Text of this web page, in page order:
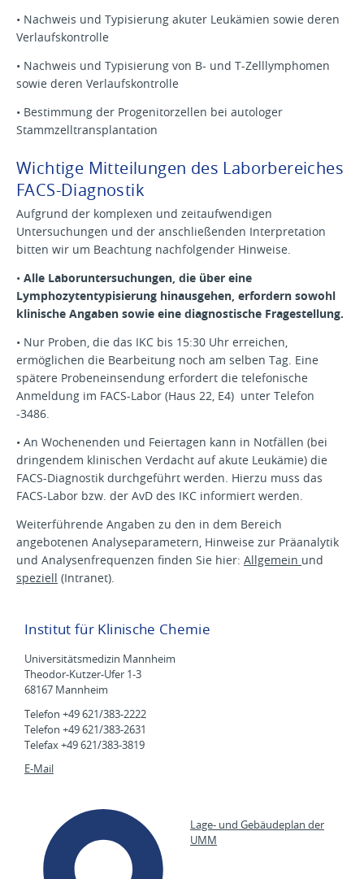
• Nachweis und Typisierung akuter Leukämien sowie deren
Verlaufskontrolle
• Nachweis und Typisierung von B- und T-Zelllymphomen
sowie deren Verlaufskontrolle
• Bestimmung der Progenitorzellen bei autologer
Stammzelltransplantation
Wichtige Mitteilungen des Laborbereiches
FACS-Diagnostik
Aufgrund der komplexen und zeitaufwendigen
Untersuchungen und der anschließenden Interpretation
bitten wir um Beachtung nachfolgender Hinweise.
• Alle Laboruntersuchungen, die über eine
Lymphozytentypisierung hinausgehen, erfordern sowohl
klinische Angaben sowie eine diagnostische Fragestellung.
• Nur Proben, die das IKC bis 15:30 Uhr erreichen,
ermöglichen die Bearbeitung noch am selben Tag. Eine
spätere Probeneinsendung erfordert die telefonische
Anmeldung im FACS-Labor (Haus 22, E4) unter Telefon
-3486.
• An Wochenenden und Feiertagen kann in Notfällen (bei
dringendem klinischen Verdacht auf akute Leukämie) die
FACS-Diagnostik durchgeführt werden. Hierzu muss das
FACS-Labor bzw. der AvD des IKC informiert werden.
Weiterführende Angaben zu den in dem Bereich
angebotenen Analyseparametern, Hinweise zur Präanalytik
und Analysenfrequenzen finden Sie hier: Allgemein und
speziell (Intranet).
Institut für Klinische Chemie
Universitätsmedizin Mannheim
Theodor-Kutzer-Ufer 1-3
68167 Mannheim
Telefon +49 621/383-2222
Telefon +49 621/383-2631
Telefax +49 621/383-3819
E-Mail
Lage- und Gebäudeplan der
UMM